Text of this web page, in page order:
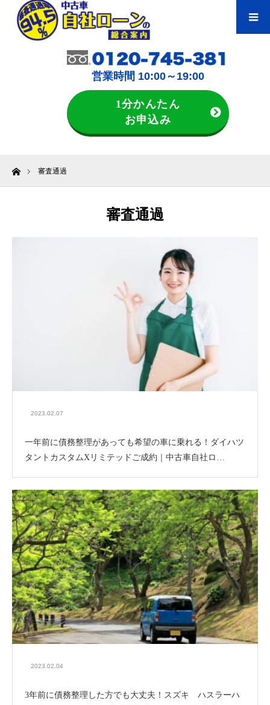
営業時間 10:00～19:00
1分かんたん
お申込み
ホーム審査通過
審査通過
2023.02.07
一年前に債務整理があっても希望の車に乗れる！ダイハツ
タントカスタムXリミテッドご成約｜中古車自社ロ…
2023.02.04
3年前に債務整理した方でも大丈夫！スズキ ハスラーハ